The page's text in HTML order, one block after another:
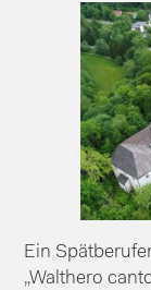
Ein
„Walthero